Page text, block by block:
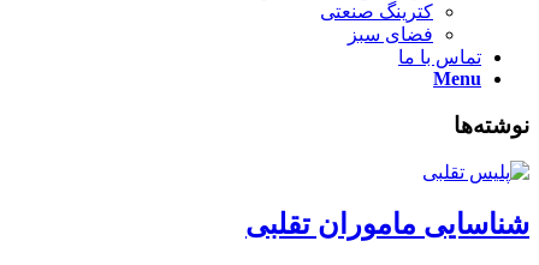
کترینگ صنعتی
فضای سبز
تماس با ما
Menu
نوشته‌ها
شناسایی ماموران تقلبی